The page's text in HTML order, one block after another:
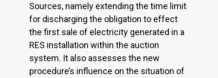
Sources, namely extending the time limit
for discharging the obligation to effect
the first sale of electricity generated in a
RES installation within the auction
system. It also assesses the new
procedure’s influence on the situation of